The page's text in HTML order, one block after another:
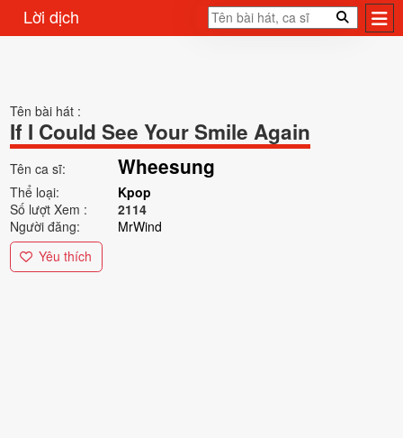
Lời dịch
Tên bài hát :
If I Could See Your Smile Again
Tên ca sĩ: Wheesung
Thể loại:
Kpop
Số lượt Xem :
2114
Người đăng:
MrWind
Yêu thích